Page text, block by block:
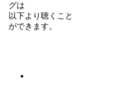
グは
以下より聴くこと
ができます。